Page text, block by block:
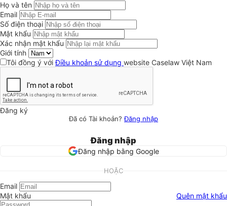
Họ và tên
Email
Số điện thoại
Mật khẩu
Xác nhận mật khẩu
Giới tính
Tôi đồng ý vớiĐiều khoản sử dụng website Caselaw Việt Nam
Đăng ký
Đã có Tài khoản?Đăng nhập
Đăng nhập
Đăng nhập bằng Google
HOẶC
Email
Mật khẩu
Quên mật khẩu